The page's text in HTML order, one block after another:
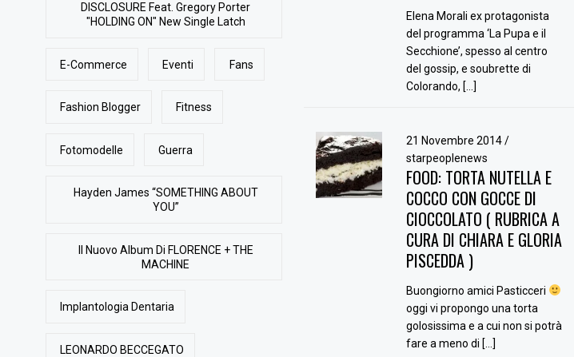
DISCLOSURE Feat. Gregory Porter
"HOLDING ON" New Single Latch
E-Commerce Eventi Fans
Fashion Blogger Fitness
Fotomodelle Guerra
Hayden James “SOMETHING ABOUT
YOU”
Il Nuovo Album Di FLORENCE + THE
MACHINE
Implantologia Dentaria
LEONARDO BECCEGATO
Elena Morali ex protagonista
del programma ‘La Pupa e il
Secchione’, spesso al centro
del gossip, e soubrette di
Colorando, […]
21 Novembre 2014/
starpeoplenews
FOOD: TORTA NUTELLA E
COCCO CON GOCCE DI
CIOCCOLATO ( RUBRICA A
CURA DI CHIARA E GLORIA
PISCEDDA )
Buongiorno amici Pasticceri
oggi vi propongo una torta
golosissima e a cui non si potrà
fare a meno di […]